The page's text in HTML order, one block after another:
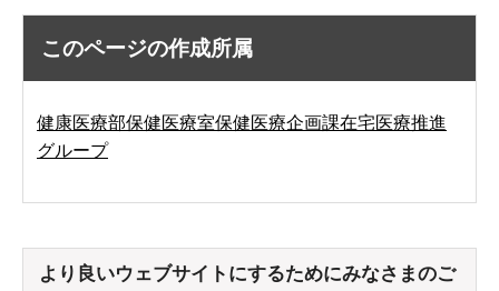
このページの作成所属
健康医療部保健医療室保健医療企画課在宅医療推進
グループ
より良いウェブサイトにするためにみなさまのご